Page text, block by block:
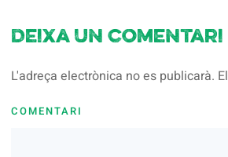
Deixa un comentari
L'adreça electrònica no es publicarà.
COMENTARI